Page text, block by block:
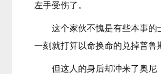
左手受伤了。
这个家伙不愧是有些本事
一刻就打算以命换命的兑掉普鲁
但这人的身后却冲来了奥